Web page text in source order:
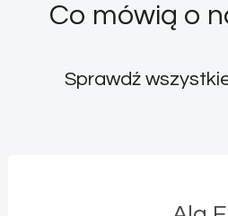
Co mówią o
Sprawdź